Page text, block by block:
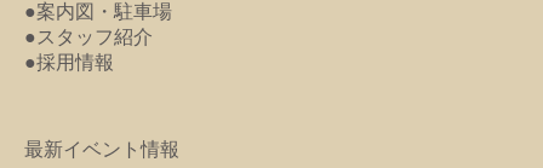
●案内図・駐車場
●スタッフ紹介
●採用情報
最新イベント情報